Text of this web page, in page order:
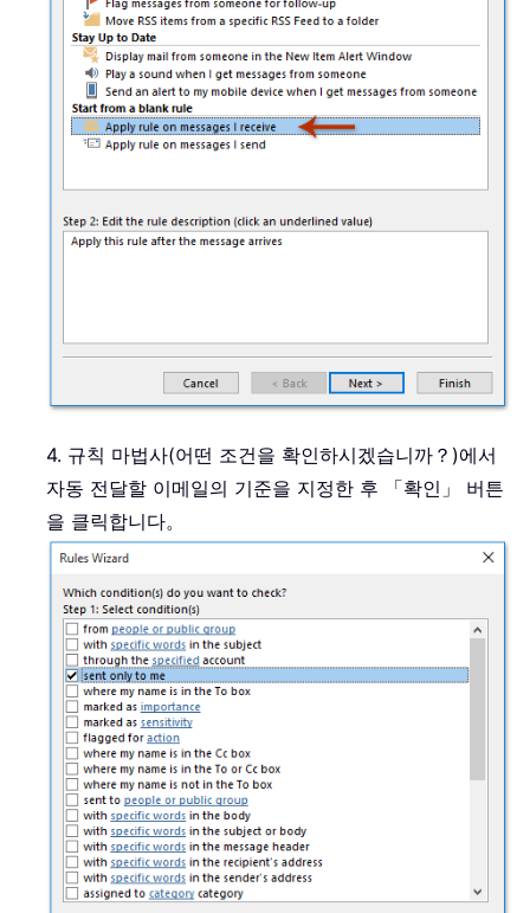
4. 규칙 마법사(어떤 조건을 확인하시겠습니까？)에서
자동 전달할 이메일의 기준을 지정한 후 「확인」 버튼
을 클릭합니다。